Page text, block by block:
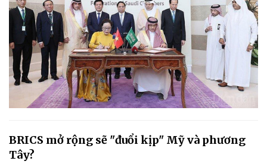
BRICS mở rộng sẽ "đuổi kịp" Mỹ và phương
Tây?